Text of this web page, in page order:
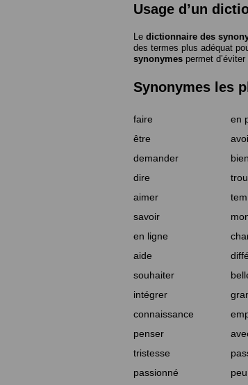
Usage d’un
Le dictionnaire des
des termes plus adéquat
synonymes permet
Synonymes les
faire en
être
demander
bien
dire
aimer
savoir
en ligne
aide
souhaiter
intégrer
connaissance
penser
tristesse
passionné